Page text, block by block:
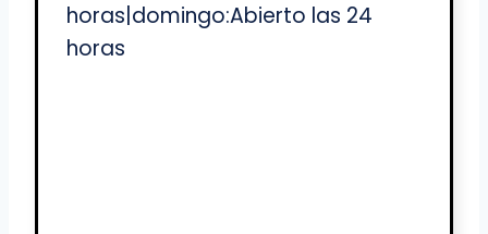
horas|domingo:Abierto las 24
horas